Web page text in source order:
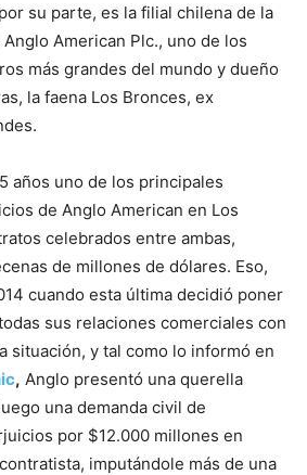
su parte, es la filial chilena de la
American Plc., uno de los
más grandes del mundo y dueño
la faena Los Bronces, ex
años uno de los principales
de Anglo American en Los
celebrados entre ambas,
de millones de dólares. Eso,
cuando esta última decidió poner
sus relaciones comerciales con
situación, y tal como lo informó en
, Anglo presentó una querella
una demanda civil de
por $12.000 millones en
imputándole más de una